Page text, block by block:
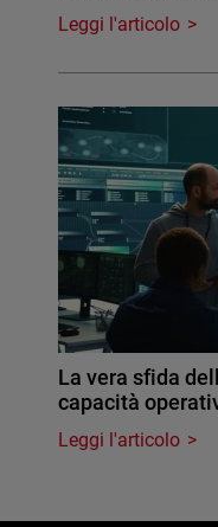
Leggi l'articolo
La vera sfida
capacità
Leggi l'articolo